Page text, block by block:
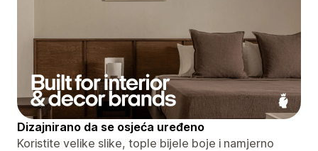
Dizajnirano da se osjeća uređeno
Koristite velike slike, tople bijele boje i namjerno